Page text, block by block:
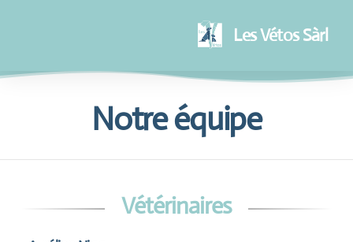
Les Vétos Sàrl
Notre équipe
Vétérinaires